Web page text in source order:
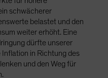
schwächerer
belastet und den
weiter erhöht. Eine
dürfte unserer
in Richtung des
und den Weg für